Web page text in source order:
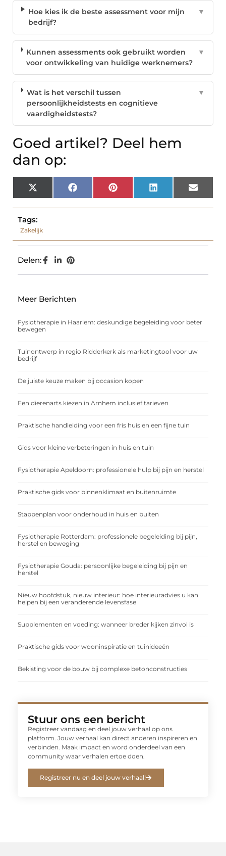
Hoe kies ik de beste assessment voor mijn
bedrijf?
▼
Kunnen assessments ook gebruikt worden
voor ontwikkeling van huidige werknemers?
▼
Wat is het verschil tussen
persoonlijkheidstests en cognitieve
vaardigheidstests?
▼
Goed artikel? Deel hem
dan op:
X
(Twitter)
Facebook Pinterest LinkedIn Email
Tags:
Zakelijk
Delen:
Meer Berichten
Fysiotherapie in Haarlem: deskundige begeleiding voor beter
bewegen
Tuinontwerp in regio Ridderkerk als marketingtool voor uw
bedrijf
De juiste keuze maken bij occasion kopen
Een dierenarts kiezen in Arnhem inclusief tarieven
Praktische handleiding voor een fris huis en een fijne tuin
Gids voor kleine verbeteringen in huis en tuin
Fysiotherapie Apeldoorn: professionele hulp bij pijn en herstel
Praktische gids voor binnenklimaat en buitenruimte
Stappenplan voor onderhoud in huis en buiten
Fysiotherapie Rotterdam: professionele begeleiding bij pijn,
herstel en beweging
Fysiotherapie Gouda: persoonlijke begeleiding bij pijn en
herstel
Nieuw hoofdstuk, nieuw interieur: hoe interieuradvies u kan
helpen bij een veranderende levensfase
Supplementen en voeding: wanneer breder kijken zinvol is
Praktische gids voor wooninspiratie en tuinideeën
Bekisting voor de bouw bij complexe betonconstructies
Stuur ons een bericht
Registreer vandaag en deel jouw verhaal op ons
platform. Jouw verhaal kan direct anderen inspireren en
verbinden. Maak impact en word onderdeel van een
community waar verhalen ertoe doen.
Registreer nu en deel jouw verhaal!